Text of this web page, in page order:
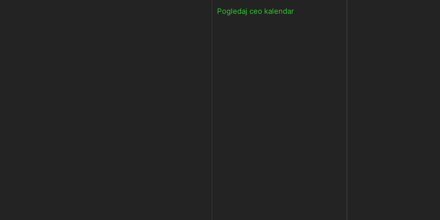
Pogledaj ceo kalendar